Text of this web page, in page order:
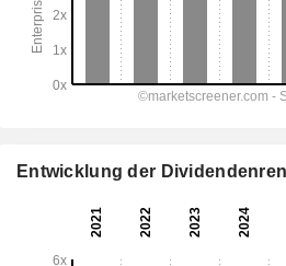
Entwicklung der